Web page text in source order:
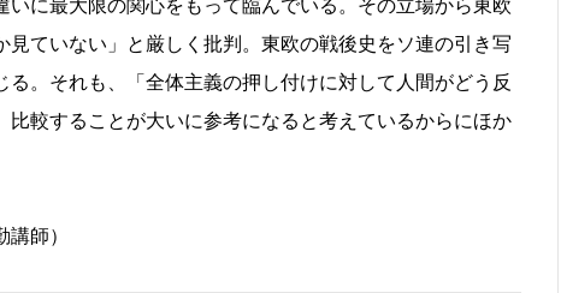
に最大限の関心をもって臨んでいる。その立場から東欧
ていない」と厳しく批判。東欧の戦後史をソ連の引き写
。それも、「全体主義の押し付けに対して人間がどう反
較することが大いに参考になると考えているからにほか
師）